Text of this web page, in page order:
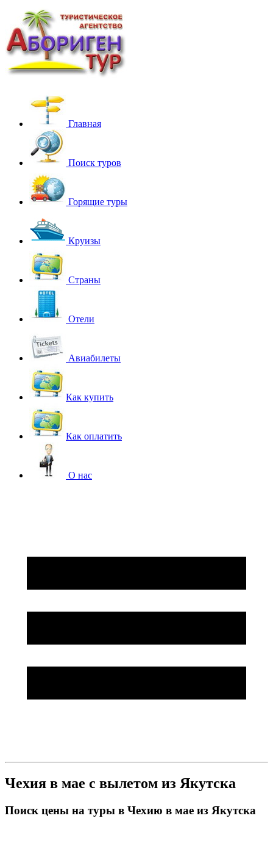
Главная
Поиск туров
Горящие туры
Круизы
Страны
Отели
Авиабилеты
Как купить
Как оплатить
О нас
Чехия в мае с вылетом из Якутска
Поиск цены на туры в Чехию в мае из Якутска